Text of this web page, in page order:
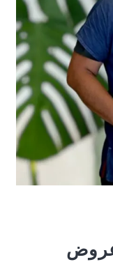
عروض